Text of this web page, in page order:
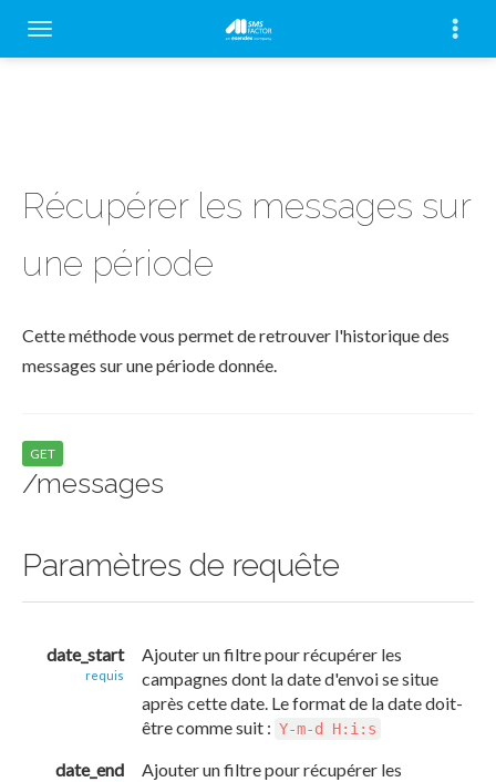
Récupérer les messages sur
une période
Cette méthode vous permet de retrouver l'historique des
messages sur une période donnée.
GET
/messages
Paramètres de requête
date_start
requis
Ajouter un filtre pour récupérer les
campagnes dont la date d'envoi se situe
après cette date. Le format de la date doit-
être comme suit : Y-m-d H:i:s
date_end
Ajouter un filtre pour récupérer les